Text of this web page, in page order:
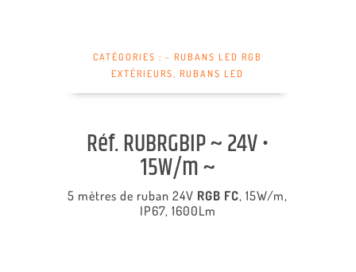
CATÉGORIES :~ RUBANS LED RGB
EXTÉRIEURS,RUBANS LED
Réf. RUBRGBIP ~ 24V •
15W/m ~
5 mètres de ruban 24V RGB FC, 15W/m,
IP67, 1600Lm